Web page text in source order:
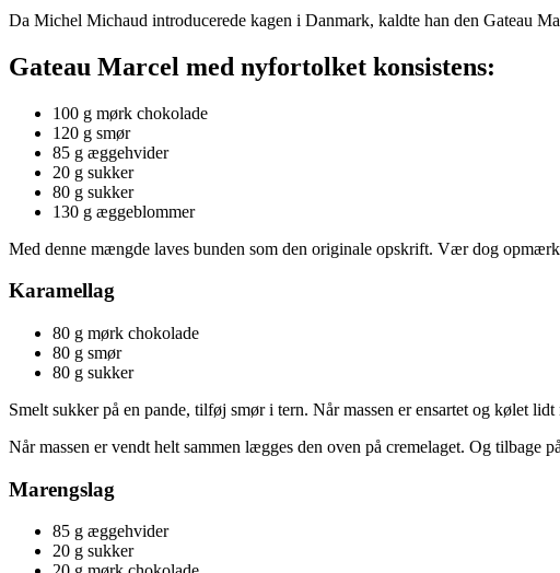
Da Michel Michaud introducerede kagen i Danmark, kaldte han den Gateau
Gateau Marcel med nyfortolket konsistens:
100 g mørk chokolade
120 g smør
85 g æggehvider
20 g sukker
80 g sukker
130 g æggeblommer
Med denne mængde laves bunden som den originale opskrift. Vær dog
Karamellag
80 g mørk chokolade
80 g smør
80 g sukker
Smelt sukker på en pande, tilføj smør i tern. Når massen er ensartet og kølet
Når massen er vendt helt sammen lægges den oven på cremelaget. Og tilbage
Marengslag
85 g æggehvider
20 g sukker